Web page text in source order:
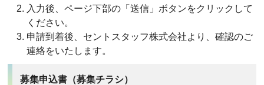
入力後、ページ下部の「送信」ボタンをクリックして
ください。
申請到着後、セントスタッフ株式会社より、確認のご
連絡をいたします。
募集申込書（募集チラシ）